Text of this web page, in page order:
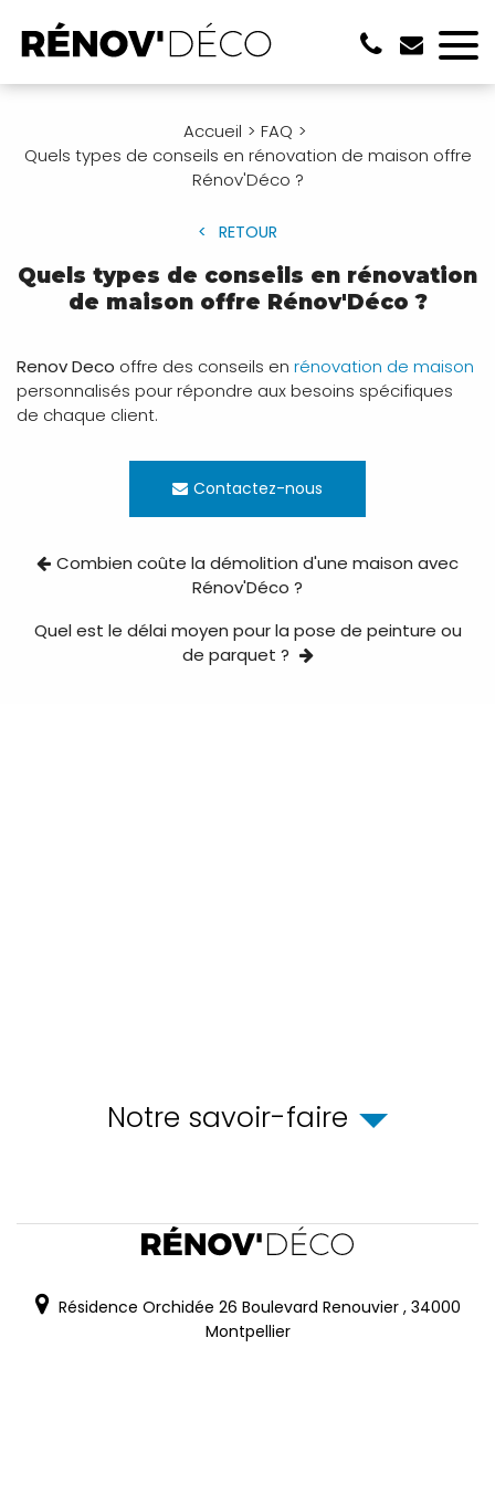
Accueil
FAQ
Quels types de conseils en rénovation de maison offre
Rénov'Déco ?
RETOUR
Quels types de conseils en rénovation
de maison offre Rénov'Déco ?
Renov Deco offre des conseils en rénovation de maison
personnalisés pour répondre aux besoins spécifiques
de chaque client.
Contactez-nous
Combien coûte la démolition d'une maison avec
Rénov'Déco ?
Quel est le délai moyen pour la pose de peinture ou
de parquet ?
Notre savoir-faire
Résidence Orchidée 26 Boulevard Renouvier , 34000
Montpellier